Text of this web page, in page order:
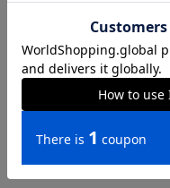
速乾／汗をかいてもさら
乾くお手入れ時短シャツ
高通気／高い通気量を持
【参考情報】The Style
◆クールビズシャツの決